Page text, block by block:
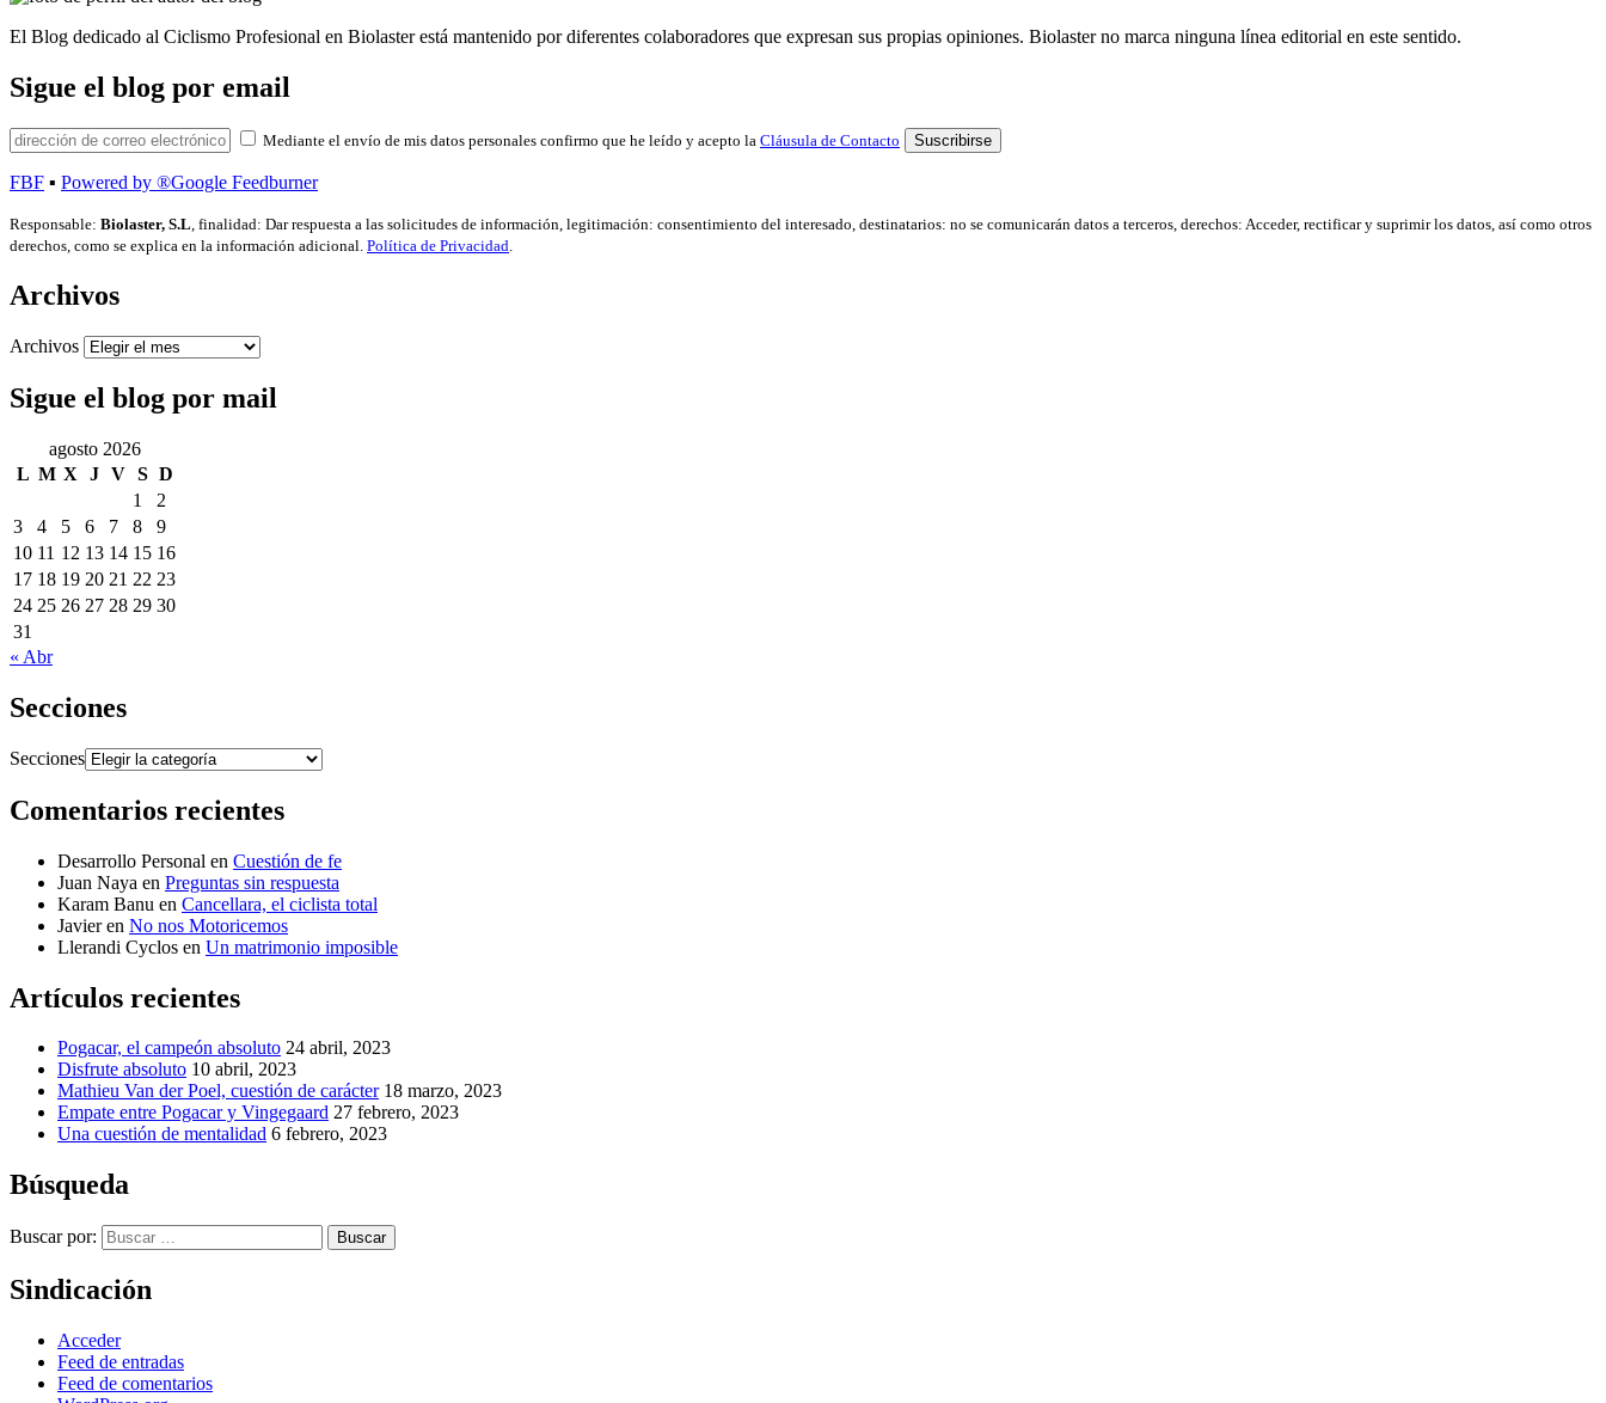
El Blog dedicado al Ciclismo Profesional en Biolaster está mantenido por diferentes colaboradores que expresan sus propias opiniones. Biolaster no marca ninguna línea editorial en este sentido.
Sigue el blog por email
Mediante el envío de mis datos personales confirmo que he leído y acepto la Cláusula de Contacto
FBF ▪ Powered by ®Google Feedburner
Responsable: Biolaster, S.L, finalidad: Dar respuesta a las solicitudes de información, legitimación: consentimiento del interesado, destinatarios: no se comunicarán datos a terceros, derechos: Acceder, rectificar y suprimir los datos, así como otros
derechos, como se explica en la información adicional. Política de Privacidad.
Archivos
Archivos
Sigue el blog por mail
agosto 2026
L M X J V S D
1
2
3
4 5 6 7 8
9
10 11 12 13 14 15 16
17 18 19 20 21 22 23
24 25 26 27 28 29 30
31
« Abr
Secciones
Secciones
Comentarios recientes
Desarrollo Personal en Cuestión de fe
Juan Naya en Preguntas sin respuesta
Karam Banu en Cancellara, el ciclista total
Javieren No nos Motoricemos
Llerandi Cyclos en Un matrimonio imposible
Artículos recientes
Pogacar, el campeón absoluto 24 abril, 2023
Disfrute absoluto 10 abril, 2023
Mathieu Van der Poel, cuestión de carácter 18 marzo, 2023
Empate entre Pogacar y Vingegaard 27 febrero, 2023
Una cuestión de mentalidad 6 febrero, 2023
Búsqueda
Buscar por: Buscar
Sindicación
Acceder
Feed de entradas
Feed de comentarios